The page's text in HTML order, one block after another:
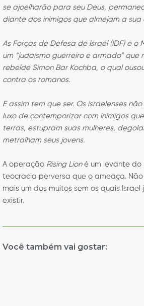
se ajoelharão para seu Deus,
diante dos inimigos que almejam a sua
As Forças de Defesa de Israel (IDF) e o
um “judaísmo guerreiro e armado” que
rebelde Simon Bar Kochba, o qual
contra os romanos.
E assim tem que ser. Os israelenses
luxo de contemporizar com inimigos
terras, estupram suas mulheres,
metralham seus jovens.
A operação Rising Lion é um levante do
teocracia perversa que o ameaça.
mais um dos muitos sem os quais
existir.
Você também vai gostar: